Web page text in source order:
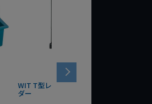
WIT T型レンチマグネットホル
ダー